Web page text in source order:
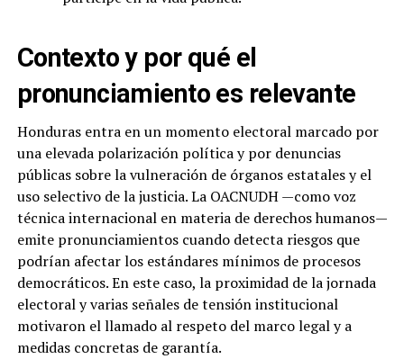
Contexto y por qué el
pronunciamiento es relevante
Honduras entra en un momento electoral marcado por
una elevada polarización política y por denuncias
públicas sobre la vulneración de órganos estatales y el
uso selectivo de la justicia. La OACNUDH —como voz
técnica internacional en materia de derechos humanos—
emite pronunciamientos cuando detecta riesgos que
podrían afectar los estándares mínimos de procesos
democráticos. En este caso, la proximidad de la jornada
electoral y varias señales de tensión institucional
motivaron el llamado al respeto del marco legal y a
medidas concretas de garantía.